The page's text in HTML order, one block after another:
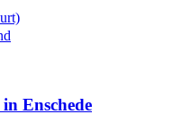
Enschede